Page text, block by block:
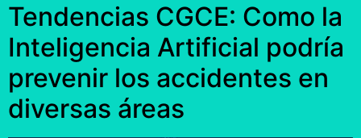
Tendencias CGCE: Como la
Inteligencia Artificial podría
prevenir los accidentes en
diversas áreas